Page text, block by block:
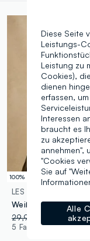
100% Leinen
LES COPAINS
29,95 €
14,97
5 Farben
Diese Seite
Leistungs-
Leistung zu
Cookies),
dienen
erfassen,
Interessen
braucht es
zu
annehmen",
"Cookies
Sie auf
Alle